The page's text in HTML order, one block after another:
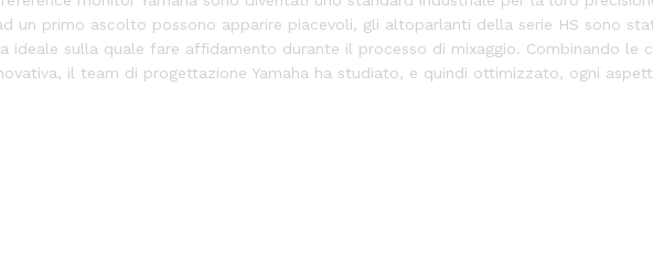
un primo ascolto possono apparire piacevoli, gli altoparlanti della serie HS sono
sulla quale fare affidamento durante il processo di mixaggio. Combinando le
il team di progettazione Yamaha ha studiato, e quindi ottimizzato, ogni